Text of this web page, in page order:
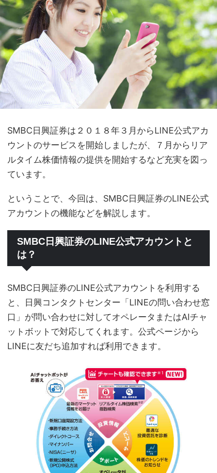
SMBC日興証券は２０１８年３月からLINE公式アカ
ウントのサービスを開始しましたが、７月からリア
ルタイム株価情報の提供を開始するなど充実を図っ
ています。
ということで、今回は、SMBC日興証券のLINE公式
アカウントの機能などを解説します。
SMBC日興証券のLINE公式アカウントと
は？
SMBC日興証券のLINE公式アカウントを利用する
と、日興コンタクトセンター「LINEの問い合わせ窓
口」が問い合わせに対してオペレータまたはAIチャ
ットボットで対応してくれます。公式ページから
LINEに友だち追加すれば利用できます。